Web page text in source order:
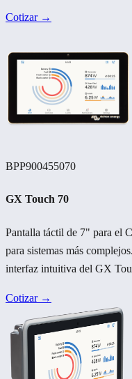
Cotizar →
BPP900455070
GX Touch 70
Pantalla táctil de 7" para el
para sistemas más
interfaz intuitiva del GX
Cotizar →